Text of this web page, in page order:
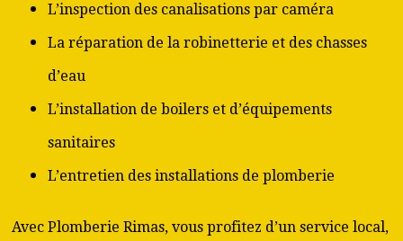
L’inspection des canalisations par caméra
La réparation de la robinetterie et des chasses
d’eau
L’installation de boilers et d’équipements
sanitaires
L’entretien des installations de plomberie
Avec Plomberie Rimas, vous profitez d’un service local,